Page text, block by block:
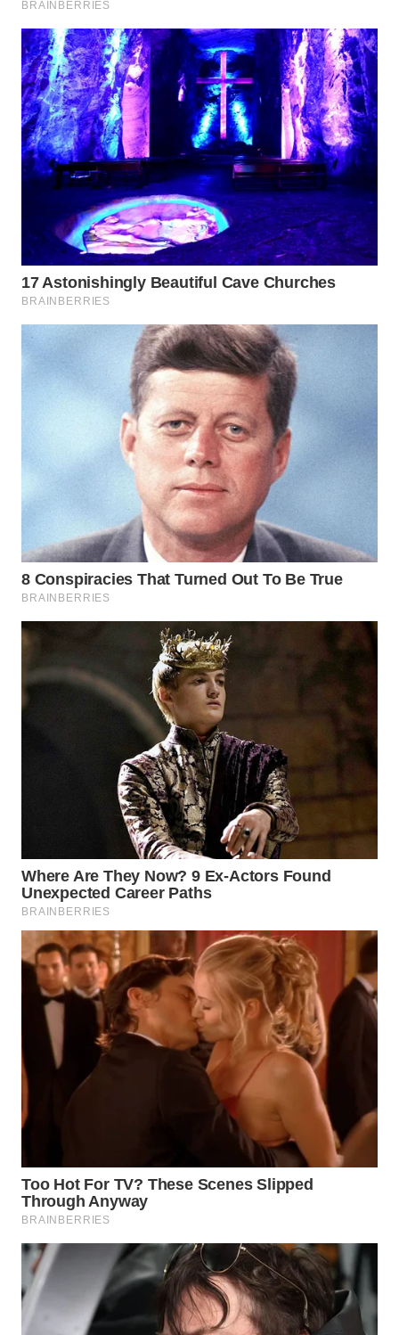
WN
NIAS
WN
LANGKAT
WN
TAPANULI
SELATAN
WN
TANJUNG
LESUNG
WN
TAPANULI
TENGAH
WN DELI
WN
TINGGI
WN
BEKASI
WN
BOGOR
WN
DEPOK
WN
WN
SAMOSIR
WN
PADANG
LAWAS